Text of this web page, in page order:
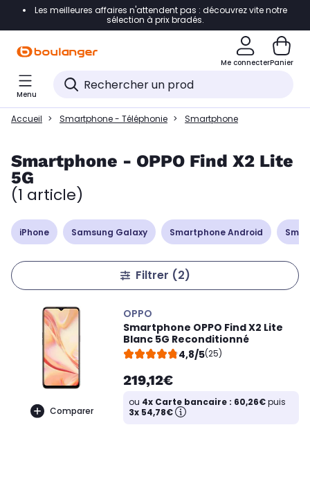
Accéder directement à la navigation
Accéder directement à la liste des produits
Accéder directement au contenu
Accéder directement au pied de page
Accéder directement au chatbot
Les meilleures affaires n'attendent pas : découvrez vite notre
sélection à prix bradés.
Me connecterPanier
Menu
Accueil Smartphone - Téléphonie Smartphone
Smartphone - OPPO Find X2 Lite
5G
(1 article)
iPhone Samsung Galaxy Smartphone Android
Filtrer (2)
Comparer
OPPO
Smartphone OPPO Find X2 Lite
Blanc 5G Reconditionné
4,8/5(25)
219,12€
ou 4x Carte bancaire : 60,26€puis
3x 54,78€